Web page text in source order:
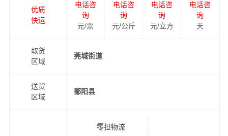
优质
快运
电话咨
询
元/票
电话咨
询
元/公斤
电话咨
询
元/立方
电话咨
询
天
取货
区域
莞城街道
送货
区域
鄱阳县
零担物流